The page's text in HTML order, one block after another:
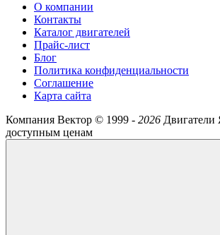
О компании
Контакты
Каталог двигателей
Прайс-лист
Блог
Политика конфиденциальности
Соглашение
Карта сайта
Компания Вектор © 1999 - 2026
доступным ценам